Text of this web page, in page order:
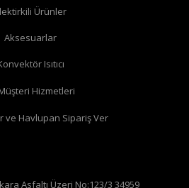
Ürünler
Aksesuarlar
Isıtıcı
Asfaltı Üzeri No:123/3 34959